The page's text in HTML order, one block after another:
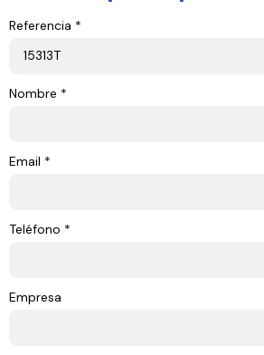
Referencia *
Nombre *
Email *
Teléfono *
Empresa